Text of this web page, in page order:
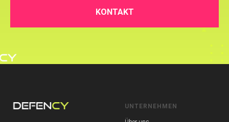
KONTAKT
UNTERNEHMEN